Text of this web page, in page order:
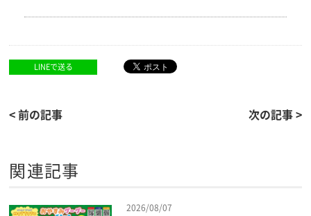
LINEで送る
< 前の記事 次の記事 >
関連記事
2026/08/07